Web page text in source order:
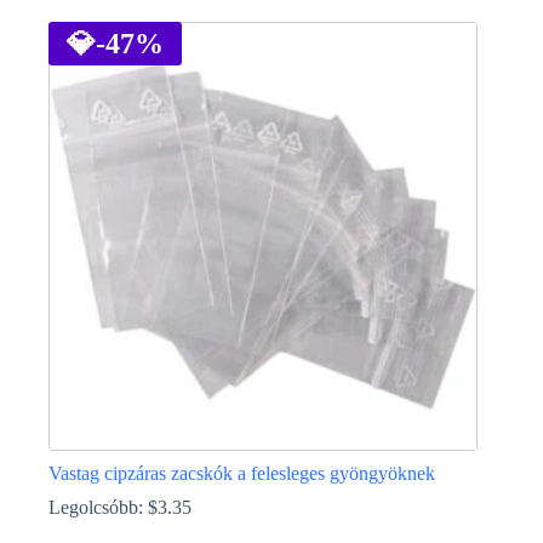
terméknek
több
variációja
van.
változatok
termékoldalon
választhatók
💎-47%
Vastag cipzáras zacskók a felesleges gyöngyöknek
Legolcsóbb: $3.35